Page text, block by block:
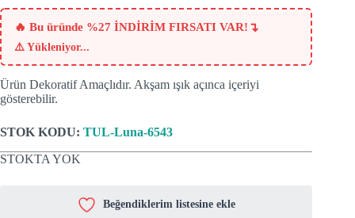
₺605.
fiyat:
₺439.
🔥 Bu üründe %27 İNDİRİM FIRSATI VAR! ↴
⚠️ Yükleniyor...
Ürün Dekoratif Amaçlıdır. Akşam ışık açınca içeriyi
gösterebilir.
STOK KODU: TUL-Luna-6543
STOKTA YOK
Beğendiklerim listesine ekle